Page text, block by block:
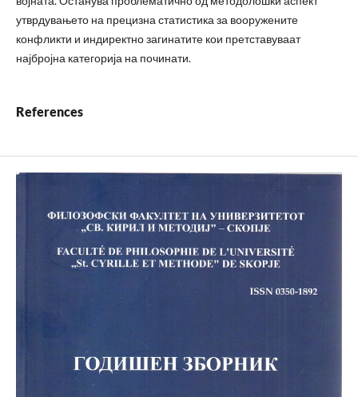
утврдувањето на прецизна статистика за вооружените
конфликти и индиректно загинатите кои претставуваат
најбројна категорија на починати.
References